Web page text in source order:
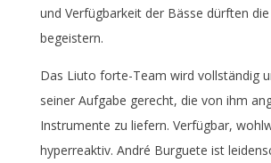
und Verfügbarkeit der Bässe dürften
begeistern.
Das Liuto forte-Team wird vollständig
seiner Aufgabe gerecht, die von ihm
Instrumente zu liefern. Verfügbar,
hyperreaktiv. André Burguete ist